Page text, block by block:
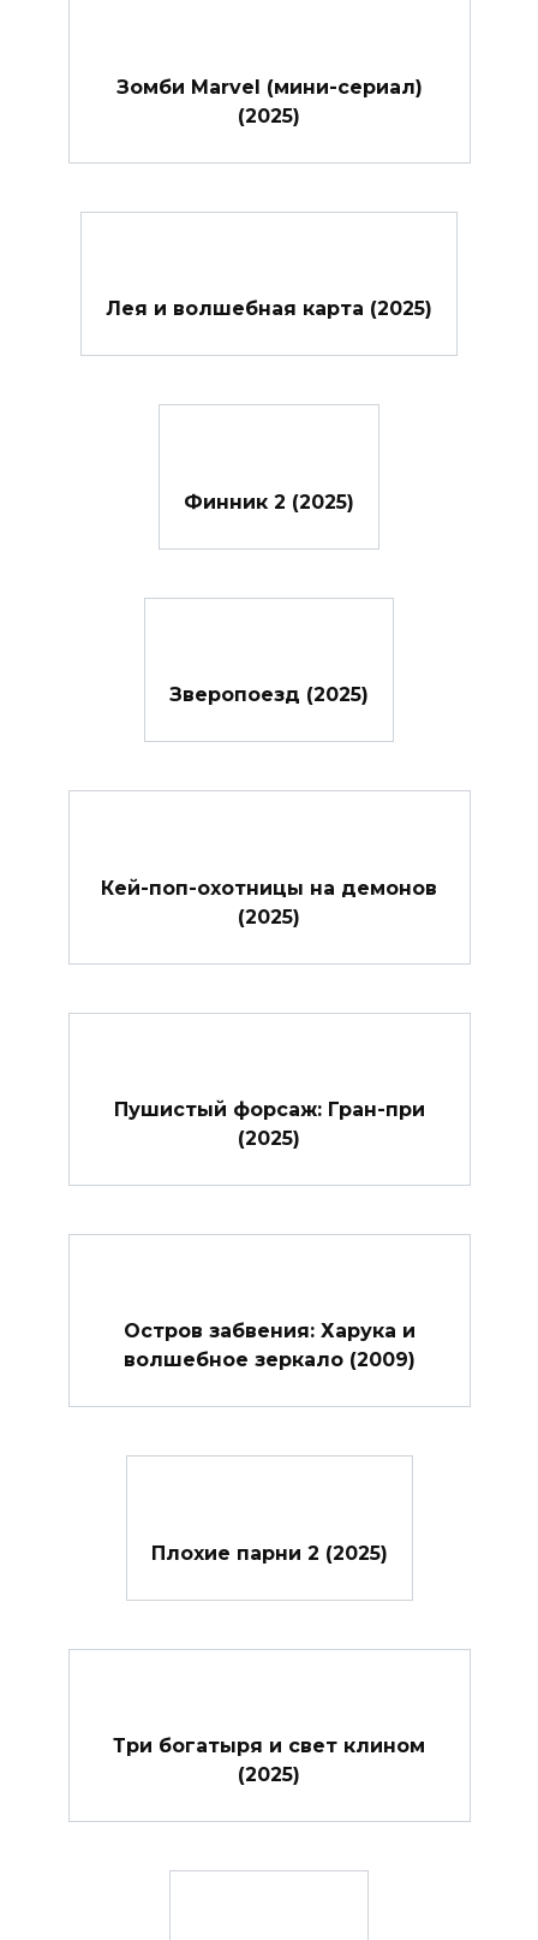
Зомби Marvel (мини-сериал)
(2025)
Лея и волшебная карта (2025)
Финник 2 (2025)
Зверопоезд (2025)
Кей-поп-охотницы на демонов
(2025)
Пушистый форсаж: Гран-при
(2025)
Остров забвения: Харука и
волшебное зеркало (2009)
Плохие парни 2 (2025)
Три богатыря и свет клином
(2025)